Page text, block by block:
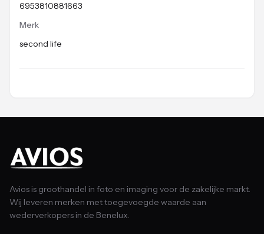
6953810881663
Merk
second life
Avios is groothandel in foto en imaging voor de zakelijke markt.
Wij leveren merken met toegevoegde waarde aan
wederverkopers in de Benelux.